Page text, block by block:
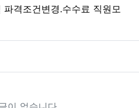
격조건변경.수수료 직원모